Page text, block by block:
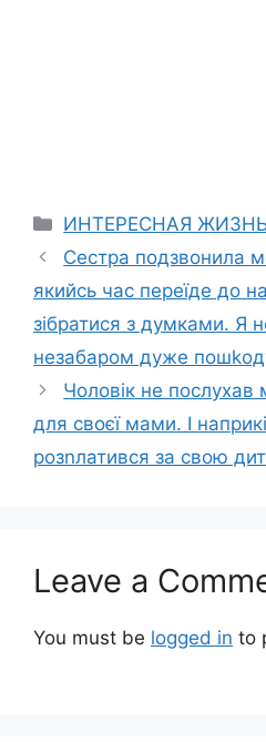
Categories
ИНТЕРЕСНАЯ
Сестра подзвонила
якийсь час переїде до
зібратися з думками. Я
незабаром дуже
Чоловік не
для своєї мами. І
розnлатився за свою
Leave a
You must be logged in to